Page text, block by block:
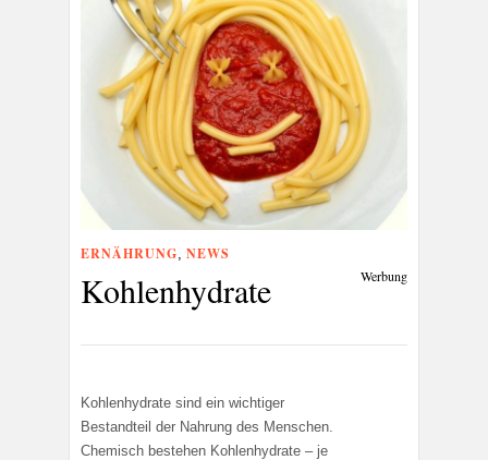
ERNÄHRUNG NEWS
Kohlenhydrate Werbung
Kohlenhydrate sind ein wichtiger
Bestandteil der Nahrung des Menschen.
Chemisch bestehen Kohlenhydrate – je